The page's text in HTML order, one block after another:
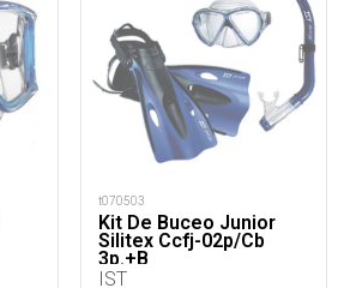
t070503
Kit De Buceo Junior
Silitex Ccfj-02p/Cb
3p.+B
IST